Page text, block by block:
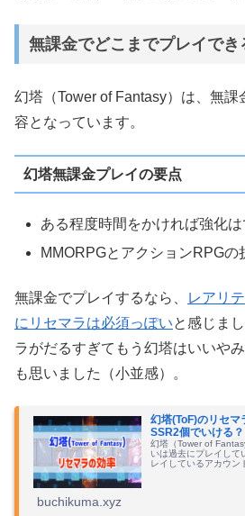
無課金でどこまでプレイでき
幻塔（Tower of Fantasy）は、無課
容となっています。
幻塔無課金プレイの要点
ある程度時間をかければ強化は
MMORPGとアクションRPGの
無課金でプレイするなら、
レアリ
にリセマラは必須っぽいと感じま
ラがだるすぎてもう幻塔はいいや
も思いました（小並感）。
幻塔(ToF)のリセ
SSR2個でいける？
幻塔（Tower of
いは過去にプレイして
レイしているアカウン
buchikuma.xyz